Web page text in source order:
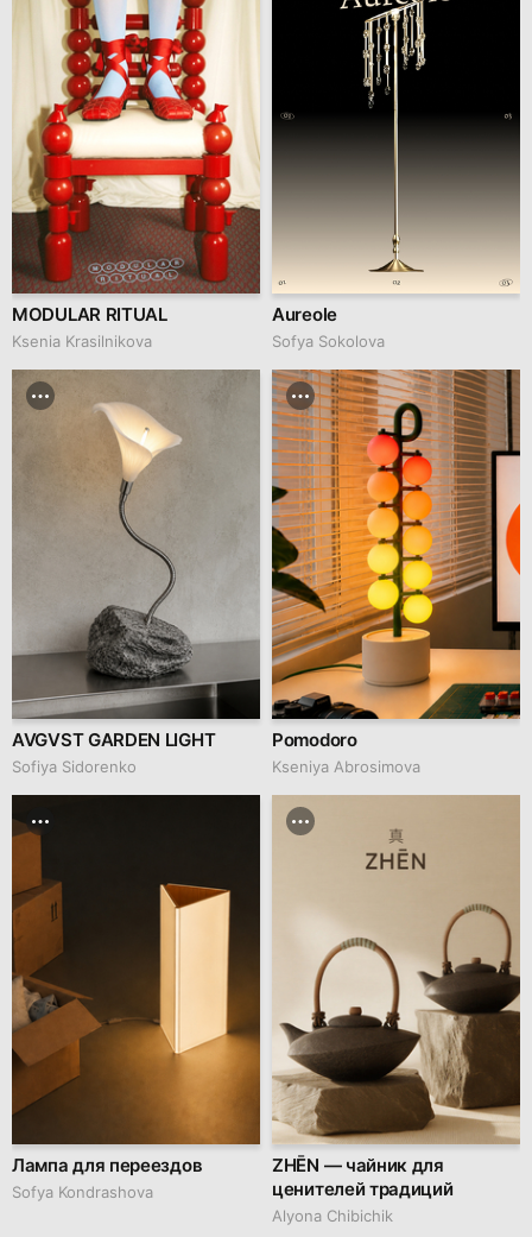
MODULAR RITUAL
Ksenia Krasilnikova
Aureole
Sofya Sokolova
AVGVST GARDEN LIGHT
Sofiya Sidorenko
Pomodoro
Kseniya Abrosimova
Лампа для переездов
Sofya Kondrashova
ZHĒN — чайник для
ценителей традиций
Alyona Chibichik